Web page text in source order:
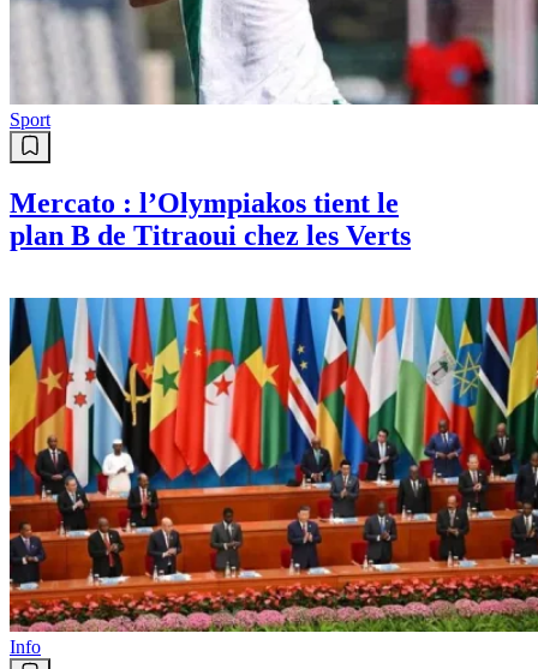
Sport
Mercato : l’Olympiakos tient le
plan B de Titraoui chez les Verts
Info